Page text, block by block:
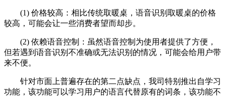
(1) 价格较高：相比传统取暖桌，语音识别取暖桌的价格
较高，可能会让一些消费者望而却步。
(2) 依赖语音控制：虽然语音控制为使用者提供了方便，
但若遇到语音识别不准确或无法识别的情况，可能会给用户带
来不便。
针对市面上普遍存在的第二点缺点，我司特别推出自学习
功能，该功能可以学习用户的语言代替原有的词条，该功能不